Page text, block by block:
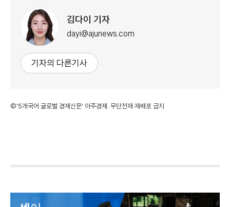
김다이 기자
dayi@ajunews.com
기자의 다른기사
©'5개국어 글로벌 경제신문' 아주경제. 무단전재·재배포 금지